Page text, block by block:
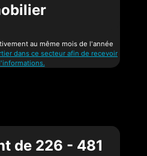
au même mois de l'année
dans ce secteur afin de recevoir
de 226 - 481